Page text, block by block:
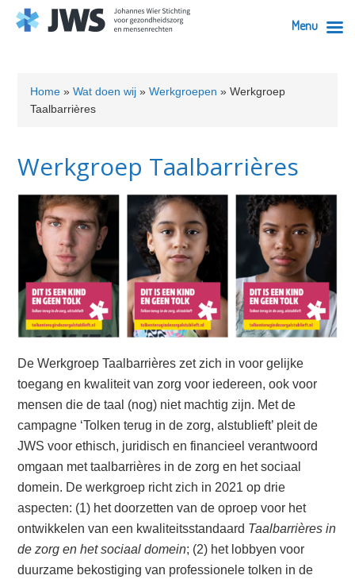
primary
content
primary
secondary
footer
Home »Wat doen wij »Werkgroepen »Werkgroep
Taalbarrières
Werkgroep Taalbarrières
De Werkgroep Taalbarrières zet zich in voor gelijke
toegang en kwaliteit van zorg voor iedereen, ook voor
mensen die de taal (nog) niet machtig zijn. Met de
campagne ‘Tolken terug in de zorg, alstublieft’ pleit de
JWS voor ethisch, juridisch en financieel verantwoord
omgaan met taalbarrières in de zorg en het sociaal
domein. De werkgroep richt zich in 2021 op drie
aspecten: (1) het doorzetten van de oproep voor het
ontwikkelen van een kwaliteitsstandaard Taalbarrières in
de zorg en het sociaal domein; (2) het lobbyen voor
duurzame bekostiging van professionele tolken in de
Menu